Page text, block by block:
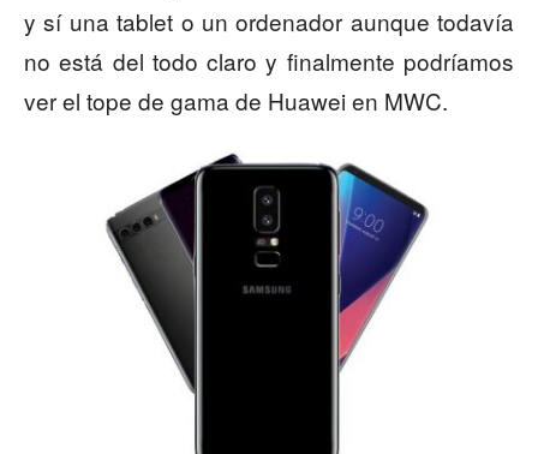
y sí una tablet o un ordenador aunque todavía
no está del todo claro y finalmente podríamos
ver el tope de gama de Huawei en MWC.